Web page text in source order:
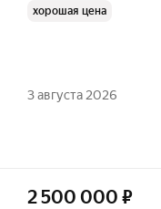
хорошая цена
3 августа 2026
2 500 000 ₽